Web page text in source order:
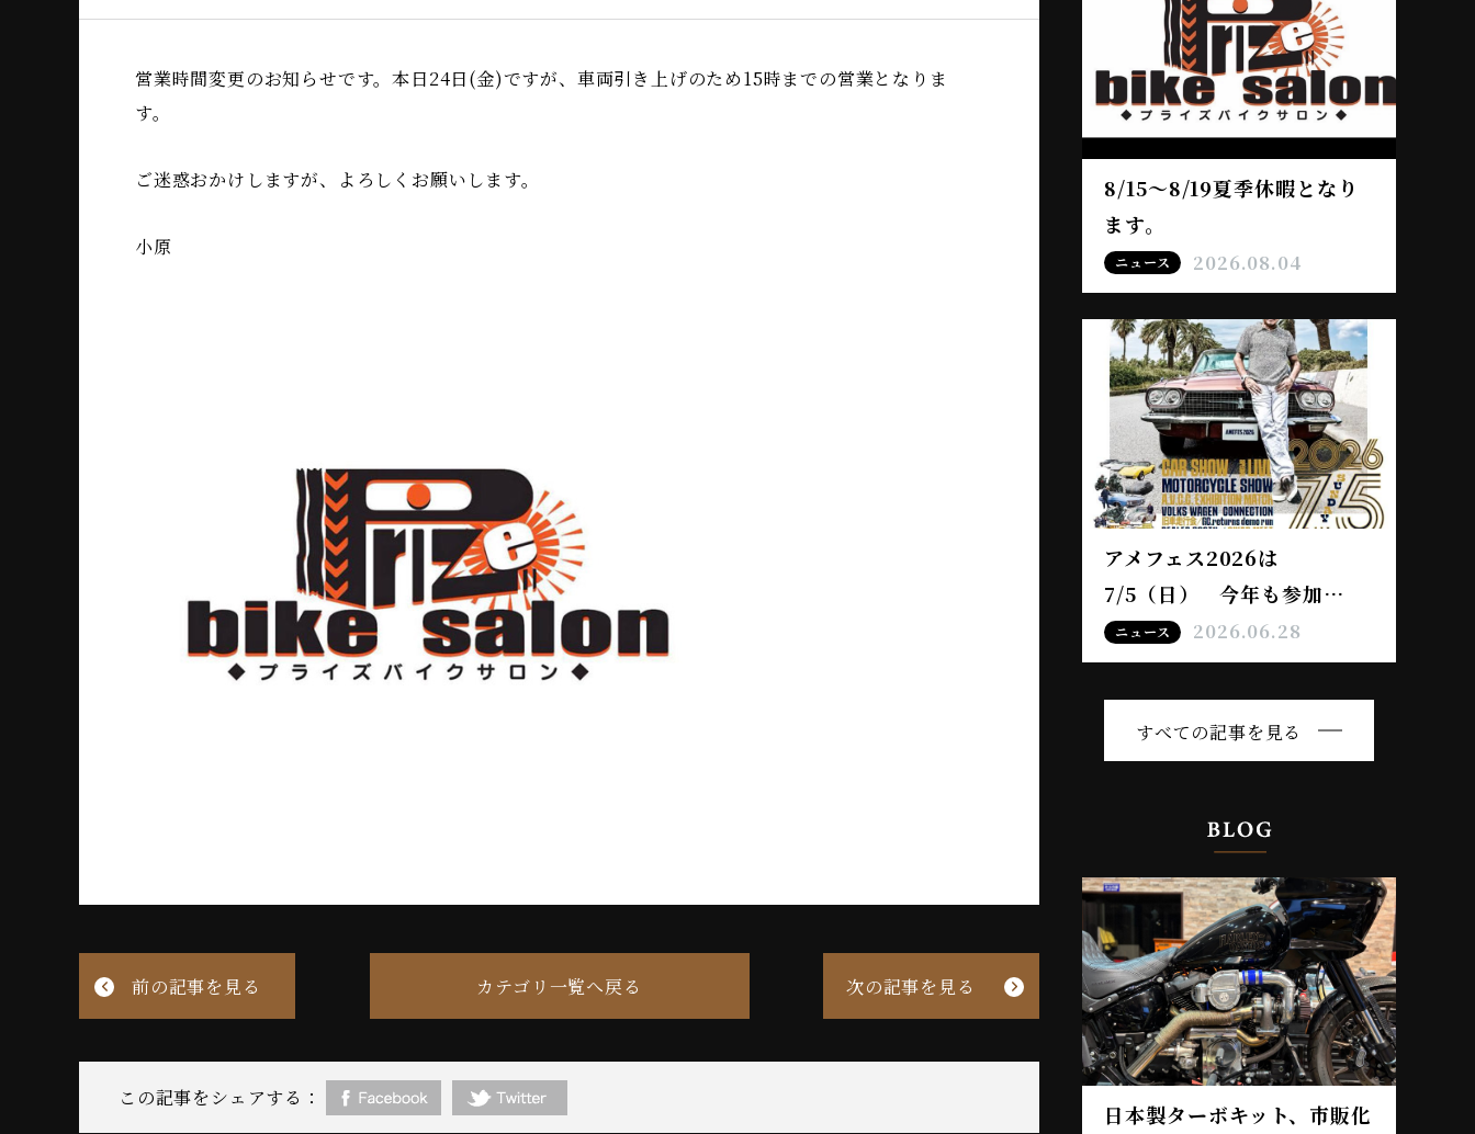
営業時間変更のお知らせです。本日24日(金)ですが、車両引き上げのため15時までの営業となりま
す。
ご迷惑おかけしますが、よろしくお願いします。
小原
前の記事を見る カテゴリ一覧へ戻る 次の記事を見る
この記事をシェアする：
8/15～8/19夏季休暇となり
ます。
ニュース 2026.08.04
アメフェス2026は
7/5（日） 今年も参加…
ニュース 2026.06.28
すべての記事を見る
日本製ターボキット、市販化